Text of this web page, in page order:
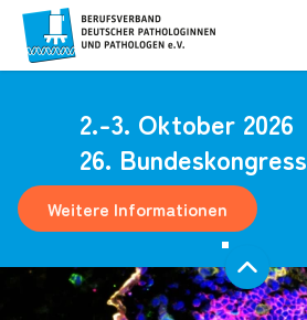
Homepage
2.-3. Oktober 2026
26. Bundeskongress
Weitere Informationen